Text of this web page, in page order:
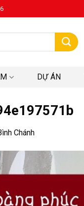
DỰ ÁN
Chánh